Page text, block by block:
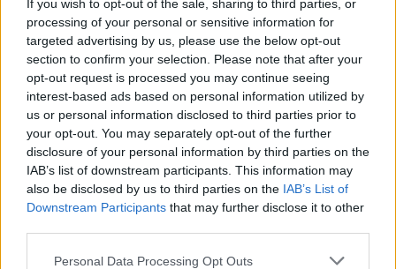
If you wish to opt-out of the sale, sharing to third parties, or
processing of your personal or sensitive information for
targeted advertising by us, please use the below opt-out
section to confirm your selection. Please note that after your
opt-out request is processed you may continue seeing
interest-based ads based on personal information utilized by
us or personal information disclosed to third parties prior to
your opt-out. You may separately opt-out of the further
disclosure of your personal information by third parties on the
IAB’s list of downstream participants. This information may
also be disclosed by us to third parties on the IAB’s List of
Downstream Participants that may further disclose it to other
Personal Data Processing Opt Outs
Últimas Notícias
Eventos para este fim de semana no concelho de